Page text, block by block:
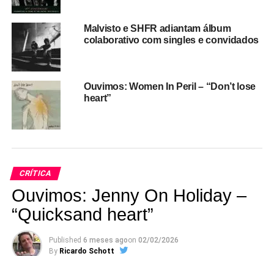
uma vez, encanta com seus vocais – mas isso já era de
se esperar…
Malvisto e SHFR adiantam álbum
colaborativo com singles e convidados
Ouvimos: Women In Peril – “Don’t lose
heart”
CRÍTICA
Ouvimos: Jenny On Holiday –
“Quicksand heart”
Published 6 meses agoon 02/02/2026
By Ricardo Schott